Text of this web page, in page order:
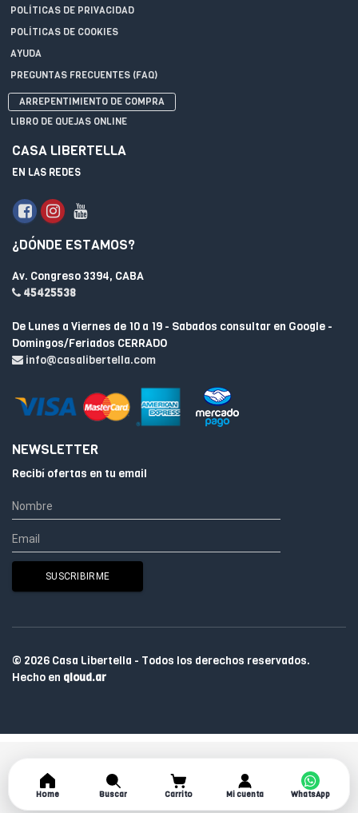
POLÍTICAS DE PRIVACIDAD
POLÍTICAS DE COOKIES
AYUDA
PREGUNTAS FRECUENTES (FAQ)
ARREPENTIMIENTO DE COMPRA
LIBRO DE QUEJAS ONLINE
CASA LIBERTELLA
EN LAS REDES
¿DÓNDE ESTAMOS?
Av. Congreso 3394, CABA
45425538
De Lunes a Viernes de 10 a 19 - Sabados consultar en Google -
Domingos/Feriados CERRADO
info@casalibertella.com
NEWSLETTER
Recibí ofertas en tu email
© 2026 Casa Libertella - Todos los derechos reservados.
Hecho en qloud.ar
Home Buscar Carrito Mi cuenta